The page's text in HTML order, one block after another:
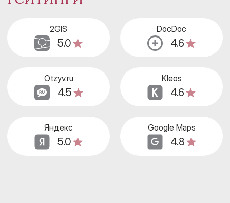
2GIS
5.0
DocDoc
4.6
Otzyv.ru
4.5
Kleos
4.6
Яндекс
5.0
Google Maps
4.8